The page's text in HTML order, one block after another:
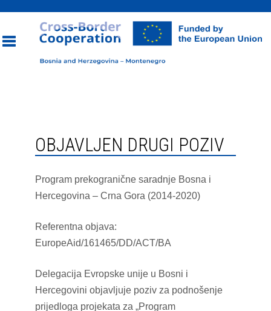
OBJAVLJEN DRUGI POZIV
Program prekogranične saradnje Bosna i
Hercegovina – Crna Gora (2014-2020)
Referentna objava:
EuropeAid/161465/DD/ACT/BA
Delegacija Evropske unije u Bosni i
Hercegovini objavljuje poziv za podnošenje
prijedloga projekata za „Program